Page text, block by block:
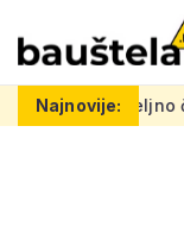
Najnovije:
se željno čekaju